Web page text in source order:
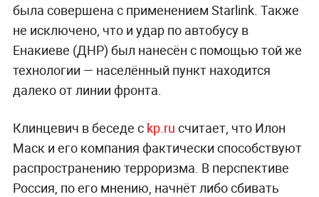
была совершена с применением Starlink. Также
не исключено, что и удар по автобусу в
Енакиеве (ДНР) был нанесён с помощью той же
технологии — населённый пункт находится
далеко от линии фронта.
Клинцевич в беседе с kp.ru считает, что Илон
Маск и его компания фактически способствуют
распространению терроризма. В перспективе
Россия, по его мнению, начнёт либо сбивать